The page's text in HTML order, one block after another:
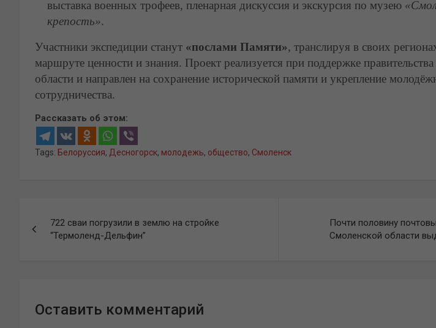
выставка военных трофеев, пленарная дискуссия и экскурсия по музею
крепость».
Участники экспедиции станут «послами Памяти», транслируя в своих
маршруте ценности и знания. Проект реализуется при поддержке
области и направлен на сохранение исторической памяти и укрепление
сотрудничества.
Рассказать об этом:
Tags: Белоруссия, Десногорск, молодежь, общество, Смоленск
по
722 сваи погрузили в землю на стройке
“Термоленд-Дельфин”
Почти половину
Смоленской области
Оставить комментарий